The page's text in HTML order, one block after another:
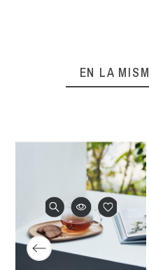
EN LA